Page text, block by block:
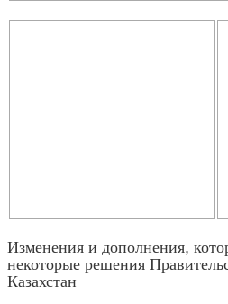
Изменения и дополнения,
некоторые решения
Казахстан